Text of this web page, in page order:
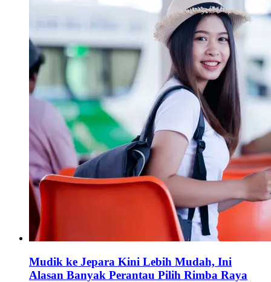
Mudik ke Jepara Kini Lebih Mudah, Ini
Alasan Banyak Perantau Pilih Rimba Raya